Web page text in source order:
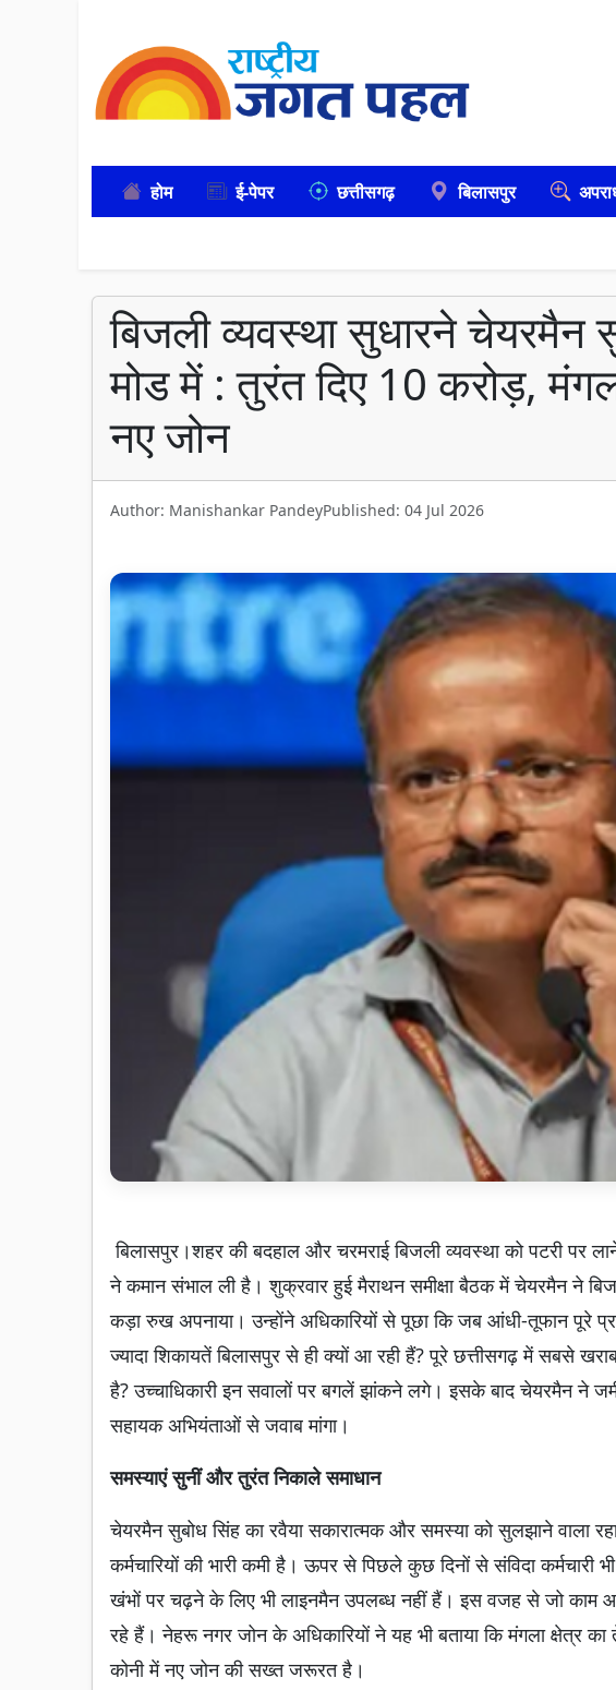
होम ई-पेपर छत्तीसगढ़ बिलासपुर
बिजली व्यवस्था सुधारने चेयरमैन
मोड में : तुरंत दिए 10 करोड़,
नए जोन
Author: Manishankar PandeyPublished: 04 Jul 2026
बिलासपुर।शहर की बदहाल और चरमराई बिजली व्यवस्था को पटरी पर
ने कमान संभाल ली है। शुक्रवार हुई मैराथन समीक्षा बैठक में चेयरमैन ने
कड़ा रुख अपनाया। उन्होंने अधिकारियों से पूछा कि जब आंधी-तूफान पूरे
ज्यादा शिकायतें बिलासपुर से ही क्यों आ रही हैं? पूरे छत्तीसगढ़ में सबसे
है? उच्चाधिकारी इन सवालों पर बगलें झांकने लगे। इसके बाद चेयरमैन ने
सहायक अभियंताओं से जवाब मांगा।
समस्याएं सुनीं और तुरंत निकाले समाधान
चेयरमैन सुबोध सिंह का रवैया सकारात्मक और समस्या को सुलझाने वाला
कर्मचारियों की भारी कमी है। ऊपर से पिछले कुछ दिनों से संविदा
खंभों पर चढ़ने के लिए भी लाइनमैन उपलब्ध नहीं हैं। इस वजह से जो काम
रहे हैं। नेहरू नगर जोन के अधिकारियों ने यह भी बताया कि मंगला क्षेत्र
कोनी में नए जोन की सख्त जरूरत है।